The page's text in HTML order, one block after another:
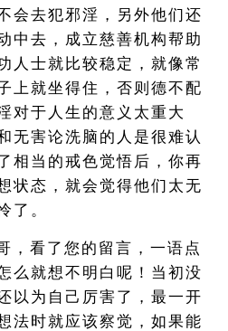
会去犯邪淫，另外他们还
中去，成立慈善机构帮助
人士就比较稳定，就像常
上就坐得住，否则德不配
对于人生的意义太重大
无害论洗脑的人是很难认
相当的戒色觉悟后，你再
状态，就会觉得他们太无
了。
，看了您的留言，一语点
么就想不明白呢！当初没
以为自己厉害了，最一开
法时就应该察觉，如果能